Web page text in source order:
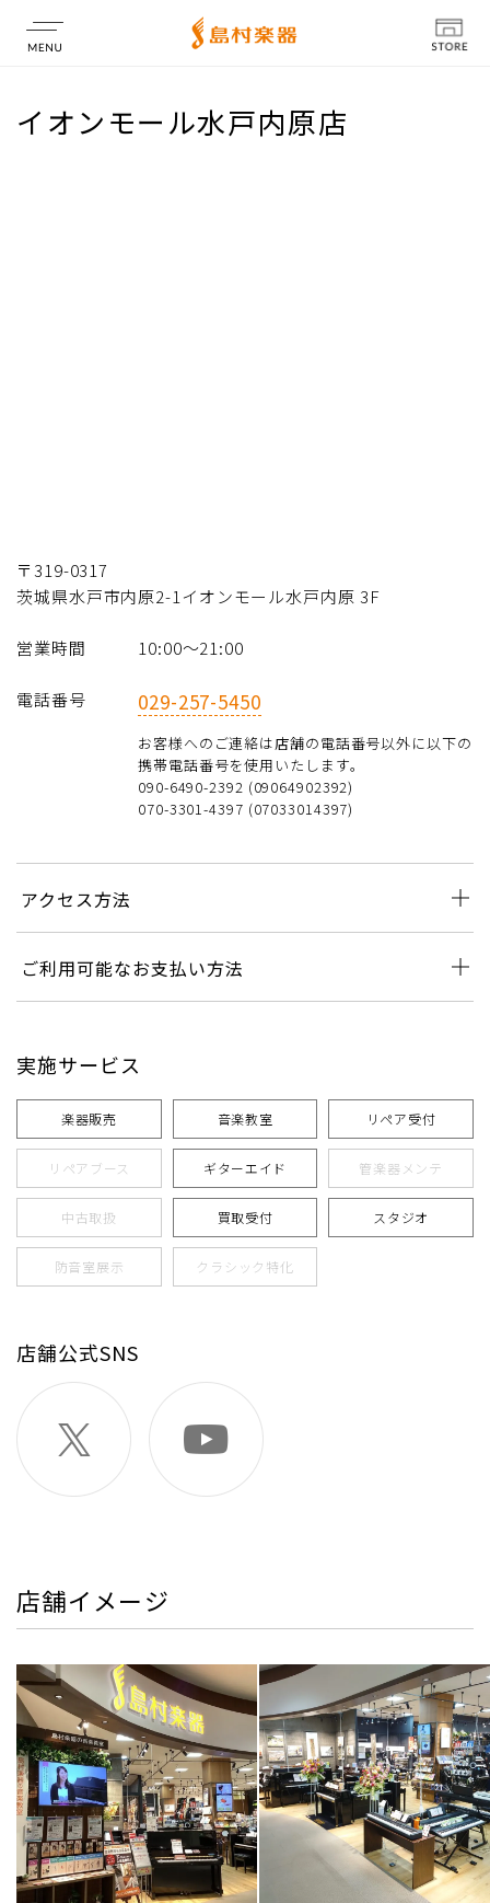
店舗情報
イオンモール水戸内原店
〒319-0317
茨城県水戸市内原2-1イオンモール水戸内原 3F
営業時間 10:00〜21:00
電話番号 029-257-5450
お客様へのご連絡は店舗の電話番号以外に以下の
携帯電話番号を使用いたします。
090-6490-2392 (09064902392)
070-3301-4397 (07033014397)
アクセス方法
ご利用可能なお支払い方法
実施サービス
楽器販売 音楽教室 リペア受付
リペアブース ギターエイド 管楽器メンテ
中古取扱 買取受付 スタジオ
防音室展示 クラシック特化
店舗公式SNS
店舗イメージ